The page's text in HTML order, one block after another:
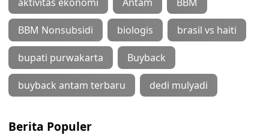
BBM Nonsubsidi biologis brasil vs haiti
bupati purwakarta Buyback
buyback antam terbaru dedi mulyadi
Berita Populer